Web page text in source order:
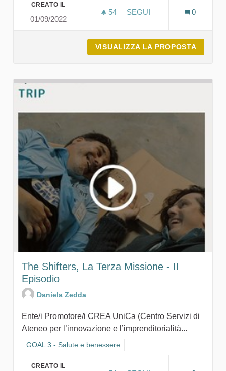
CREATO IL
01/09/2022
54 54 SOSTENITORI
SEGUI
0
VISUALIZZA LA PROPOSTA
The Shifters, La Terza Missione - II
Episodio
Daniela Zedda
Ente/i Promotore/i CREA UniCa (Centro Servizi di
Ateneo per l’innovazione e l’imprenditorialità...
Filtra i risultati per categoria: GOAL 3 - Salute e benessere
GOAL 3 - Salute e benessere
CREATO IL